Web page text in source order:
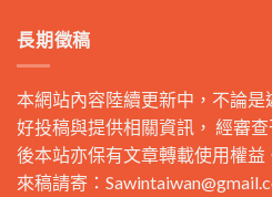
長期徵稿
本網站內容陸續更新中，不論
好投稿與提供相關資訊， 經審
後本站亦保有文章轉載使用權益
來稿請寄：